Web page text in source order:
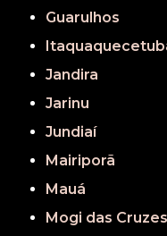
Guarulhos
Jandira
Jarinu
Jundiaí
Mairiporã
Mauá
Mogi das Cruzes